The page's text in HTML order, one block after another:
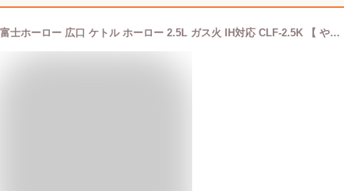
SS期間中 エントリーでP5倍 富士ホーロー 広口 ケトル ホーロー 2.5L ガス火 IH対応 CLF-2.5K 【 やかん ほうろう 琺瑯 IH 直火 大容量 麦茶 送料無料 】